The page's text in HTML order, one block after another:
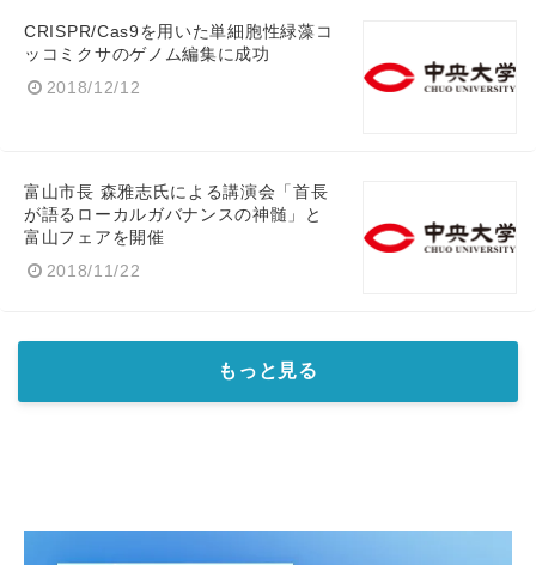
CRISPR/Cas9を用いた単細胞性緑藻コ
ッコミクサのゲノム編集に成功
2018/12/12
富山市長 森雅志氏による講演会「首長
が語るローカルガバナンスの神髄」と
富山フェアを開催
2018/11/22
もっと見る